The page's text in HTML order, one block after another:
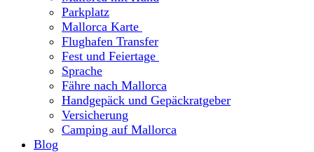
Parkplatz
Mallorca Karte
Flughafen Transfer
Fest und Feiertage
Sprache
Fähre nach Mallorca
Handgepäck und Gepäckratgeber
Versicherung
Camping auf Mallorca
Blog